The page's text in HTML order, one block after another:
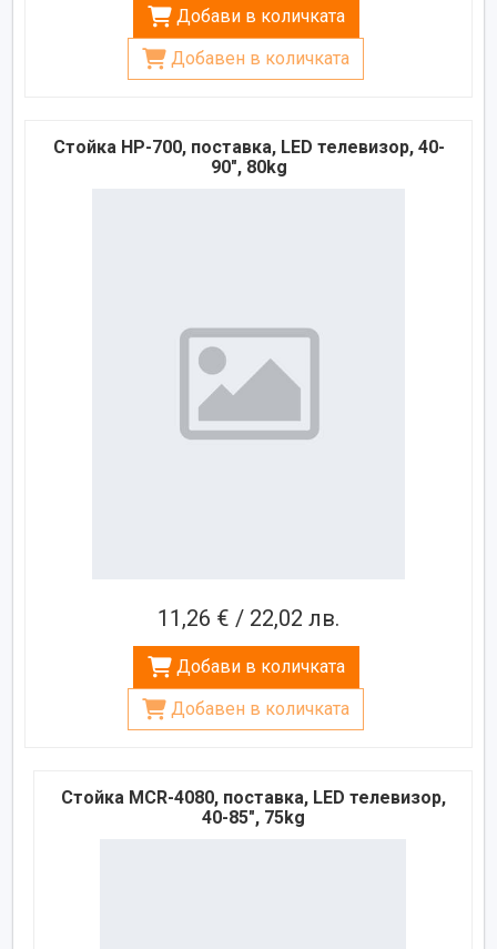
Добави в количката
Добавен в количката
Стойка HP-700, поставка, LED телевизор, 40-
90", 80kg
11,26 € / 22,02 лв.
Добави в количката
Добавен в количката
Стойка MCR-4080, поставка, LED телевизор,
40-85", 75kg